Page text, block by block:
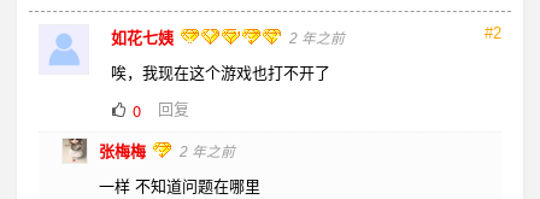
#2
如花七姨 2 年之前
唉，我现在这个游戏也打不开了
0
回复
张梅梅 2 年之前
一样 不知道问题在哪里